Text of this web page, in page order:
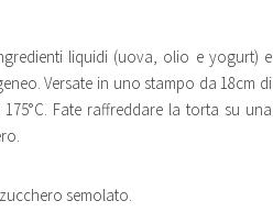
liquidi (uova, olio e yogurt) e
Versate in uno stampo da 18cm di
Fate raffreddare la torta su una
semolato.